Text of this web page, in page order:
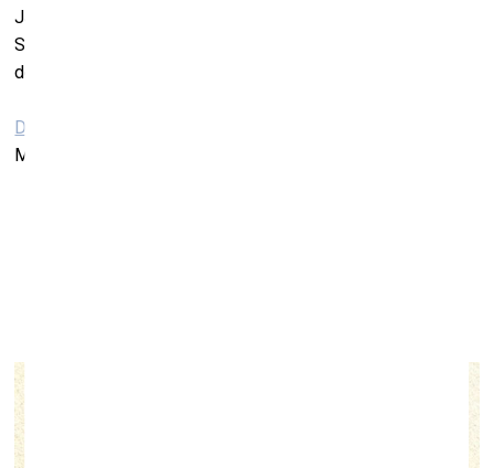
Jaunajiem projektiem līdzās vēl joprojām skatāma
Starptautiskā glezniecības simpozija “Mark Rothko 2022”
desmit dalībnieku grupas izstāde.
Daugavpils Marka Rotko mākslas centrs
Mihaila iela 3, Daugavpils